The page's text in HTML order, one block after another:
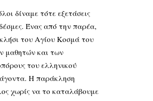
δίναμε τότε εξετάσεις
Ένας από την παρέα,
του Αγίου Κοσμά του
μαθητών και των
του ελληνικού
Η παράκληση
χωρίς να το καταλάβουμε